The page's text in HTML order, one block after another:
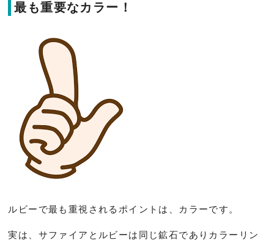
最も重要なカラー！
ルビーで最も重視されるポイントは、カラーです。
実は、サファイアとルビーは同じ鉱石でありカラーリン